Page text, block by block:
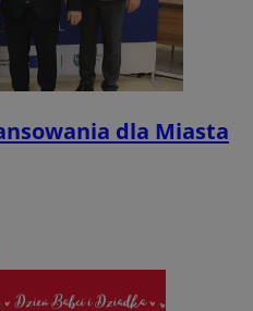
dla Miasta
YouTube
.youtube.com
Google Privacy Policy